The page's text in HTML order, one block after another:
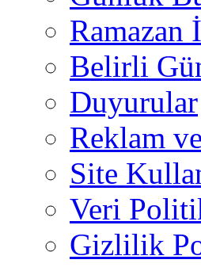
Ramazan
Belirli
Duyurular
Reklam
Site
Veri
Gizlilik